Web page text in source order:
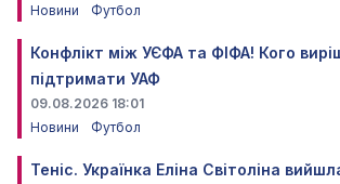
Новини
Футбол
Конфлікт між УЄФА та ФІФА! Кого
підтримати УАФ
09.08.2026 18:01
Новини
Футбол
Теніс. Українка Еліна Світоліна